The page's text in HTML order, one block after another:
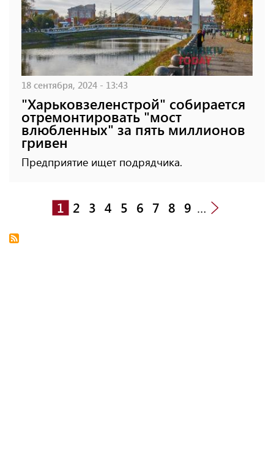
18 сентября, 2024 - 13:43
"Харьковзеленстрой" собирается
отремонтировать "мост
влюбленных" за пять миллионов
гривен
Предприятие ищет подрядчика.
1 2 3 4 5 6 7 8 9 …